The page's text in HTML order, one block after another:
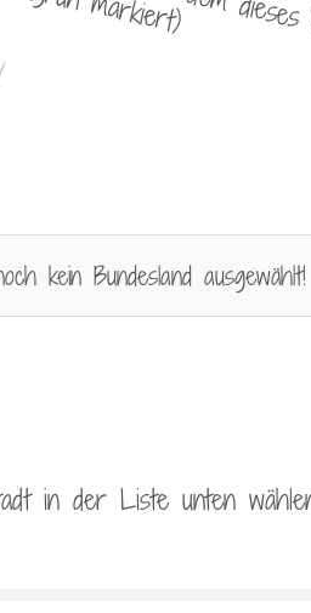
kein Bundesland ausgewählt!
in der Liste unten